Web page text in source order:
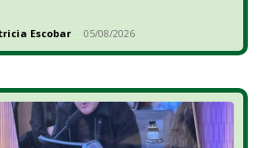
Escobar - 05/08/2026